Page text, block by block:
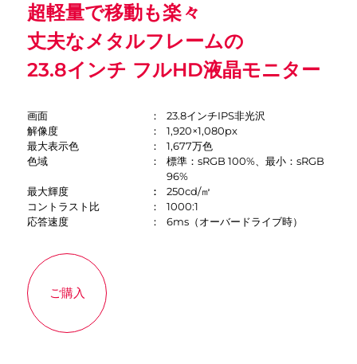
超軽量で移動も楽々
丈夫なメタルフレームの
23.8インチ フルHD液晶モニター
画面
23.8インチIPS非光沢
解像度
1,920×1,080px
最大表示色
1,677万色
色域
標準：sRGB 100%、最小：sRGB
96%
最大輝度
250cd/㎡
コントラスト比
1000:1
応答速度
6ms（オーバードライブ時）
ご購入